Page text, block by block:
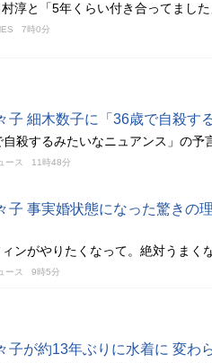
淳と「5年くらい付き合ってまし
7時0分
子 細木数子に「36歳で自殺す
自殺するみたいなニュアンス」の予
ース 11時48分
子 事実婚状態になった驚きの
ィンがやりたくなって。絶対うま
ース 9時5分
子が約13年ぶりに水着に 変わ